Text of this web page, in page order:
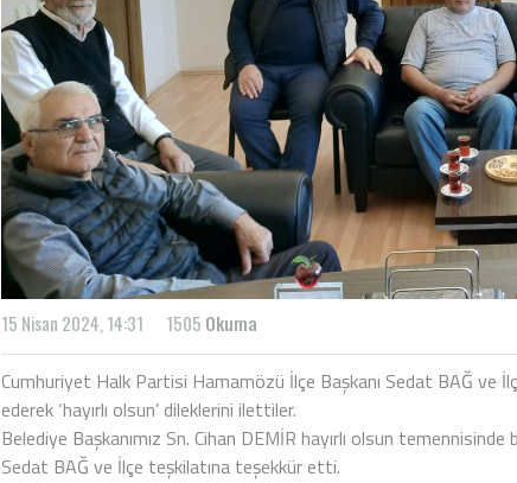
15 Nisan 2024, 14:31 1505 Okuma
Cumhuriyet Halk Partisi Hamamözü İlçe Başkanı Sedat BAĞ ve
ederek ‘hayırlı olsun’ dileklerini ilettiler.
Belediye Başkanımız Sn. Cihan DEMİR hayırlı olsun
Sedat BAĞ ve İlçe teşkilatına teşekkür etti.